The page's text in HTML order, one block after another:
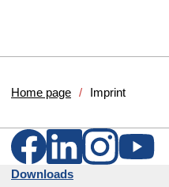
Home page Imprint
Downloads